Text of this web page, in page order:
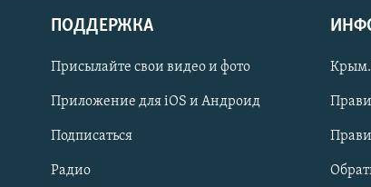
Українською
Qırımtatar
ПРИСОЕДИНЯЙТЕСЬ!
ПОДДЕРЖКА
Присылайте свои видео и фото
Приложение для iOS и Андроид
Подписаться
Радио